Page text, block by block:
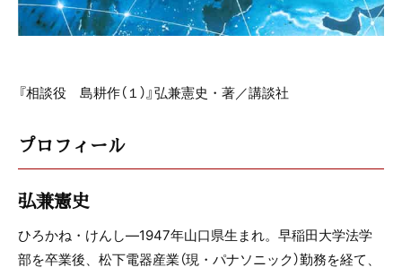
『相談役 島耕作（１）』弘兼憲史・著／講談社
プロフィール
弘兼憲史
ひろかね・けんし―1947年山口県生まれ。早稲田大学法学
部を卒業後、松下電器産業（現・パナソニック）勤務を経て、